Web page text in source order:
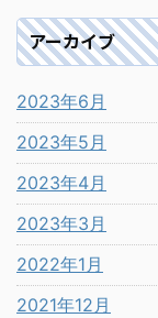
アーカイブ
2023年6月
2023年5月
2023年4月
2023年3月
2022年1月
2021年12月